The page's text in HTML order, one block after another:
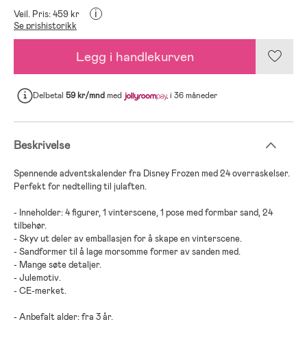
Veil. Pris: 459 kr i
Se prishistorikk
Legg i handlekurven
Delbetal 59 kr/mndmed i 36 måneder
Beskrivelse
Spennende adventskalender fra Disney Frozen med 24 overraskelser.
Perfekt for nedtelling til julaften.
- Inneholder: 4 figurer, 1 vinterscene, 1 pose med formbar sand, 24
tilbehør.
- Skyv ut deler av emballasjen for å skape en vinterscene.
- Sandformer til å lage morsomme former av sanden med.
- Mange søte detaljer.
- Julemotiv.
- CE-merket.
- Anbefalt alder: fra 3 år.